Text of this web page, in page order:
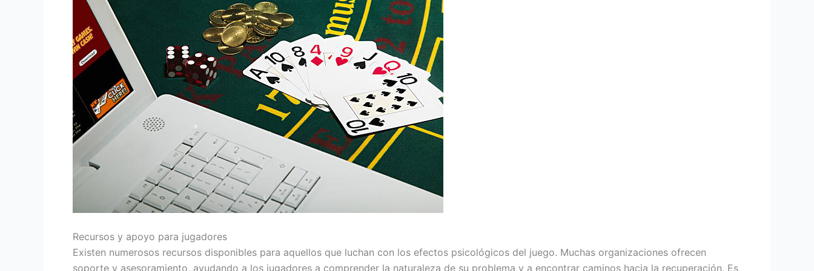
Recursos y apoyo para jugadores
Existen numerosos recursos disponibles para aquellos que luchan con los efectos psicológicos del juego. Muchas organizaciones ofrecen
soporte y asesoramiento, ayudando a los jugadores a comprender la naturaleza de su problema y a encontrar caminos hacia la recuperación. Es